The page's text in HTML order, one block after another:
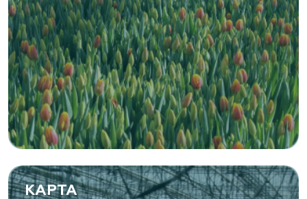
Канимаева, д. 9
«ЁЛЫ-ПАЛЫ», питомник декоративных
растений
Самарская область, с. Подстепки, ул.
Фермерская 14 А
(8482) 650 010
www.yoly-paly.ru
КАРТА